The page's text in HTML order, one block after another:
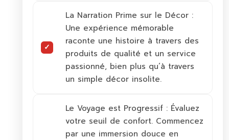
La Narration Prime sur le Décor :
Une expérience mémorable
raconte une histoire à travers des
produits de qualité et un service
passionné, bien plus qu’à travers
un simple décor insolite.
Le Voyage est Progressif : Évaluez
votre seuil de confort. Commencez
par une immersion douce en